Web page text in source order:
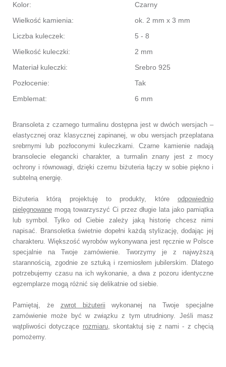
Kolor:
Czarny
Wielkość kamienia:
ok. 2 mm x 3 mm
Liczba kuleczek:
5 - 8
Wielkość kuleczki:
2 mm
Materiał kuleczki:
Srebro 925
Pozłocenie:
Tak
Emblemat:
6 mm
Bransoleta z czarnego turmalinu dostępna jest w dwóch wersjach –
elastycznej oraz klasycznej zapinanej, w obu wersjach przeplatana
srebrnymi lub pozłoconymi kuleczkami. Czarne kamienie nadają
bransolecie elegancki charakter, a turmalin znany jest z mocy
ochrony i równowagi, dzięki czemu biżuteria łączy w sobie piękno i
subtelną energię.
Biżuteria którą projektuję to produkty, które odpowiednio
pielęgnowane mogą towarzyszyć Ci przez długie lata jako pamiątka
lub symbol. Tylko od Ciebie zależy jaką historię chcesz nimi
napisać. Bransoletka świetnie dopełni każdą stylizację, dodając jej
charakteru. Większość wyrobów wykonywana jest ręcznie w Polsce
specjalnie na Twoje zamówienie. Tworzymy je z najwyższą
starannością, zgodnie ze sztuką i rzemiosłem jubilerskim. Dlatego
potrzebujemy czasu na ich wykonanie, a dwa z pozoru identyczne
egzemplarze mogą różnić się delikatnie od siebie.
Pamiętaj, że zwrot biżuterii wykonanej na Twoje specjalne
zamówienie może być w związku z tym utrudniony. Jeśli masz
wątpliwości dotyczące rozmiaru, skontaktuj się z nami - z chęcią
pomożemy.